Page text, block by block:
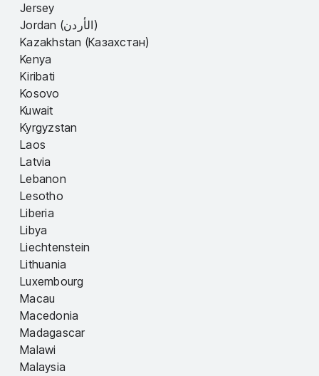
Jersey
Jordan (الأردن)
Kazakhstan (Казахстан)
Kenya
Kiribati
Kosovo
Kuwait
Kyrgyzstan
Laos
Latvia
Lebanon
Lesotho
Liberia
Libya
Liechtenstein
Lithuania
Luxembourg
Macau
Macedonia
Madagascar
Malawi
Malaysia